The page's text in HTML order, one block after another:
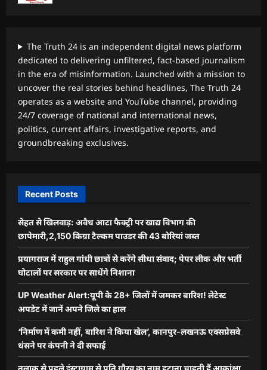
The Truth 24 is an independent digital news platform
dedicated to delivering unfiltered, fact-based journalism
in the era of misinformation. Launched with a mission to
uncover the real stories behind headlines, The Truth 24
operates as a website and YouTube channel, providing
24/7 coverage of national and international news,
politics, current affairs, investigative reports, and
groundbreaking exclusives.
Recent Posts
सेहत से खिलवाड़: अवैध आटा फैक्ट्री पर खाद्य विभाग की
छापेमारी,2,150 किग्रा टैल्कम पाउडर की 43 बोरियां जब्त
प्रयागराज में राहुल गांधी छात्रों से करेंगे सीधा संवाद; पेपर लीक और भर्ती
घोटालों पर सरकार पर साधेंगे निशाना
UP Weather Alert:यूपी के 28+ जिलों में जमकर बारिश! लेटेस्ट
अपडेट में जानें अपने जिले का हाल
‘निर्माण में कमी नहीं, बारिश ने किया खेल’, कानपुर-लखनऊ एक्सप्रेसवे
धंसने पर कंपनी ने दी सफाई
तलाक से पहले इंस्टाग्राम से पति गौरव का नाम हटाना चाहती हैं आकांक्षा